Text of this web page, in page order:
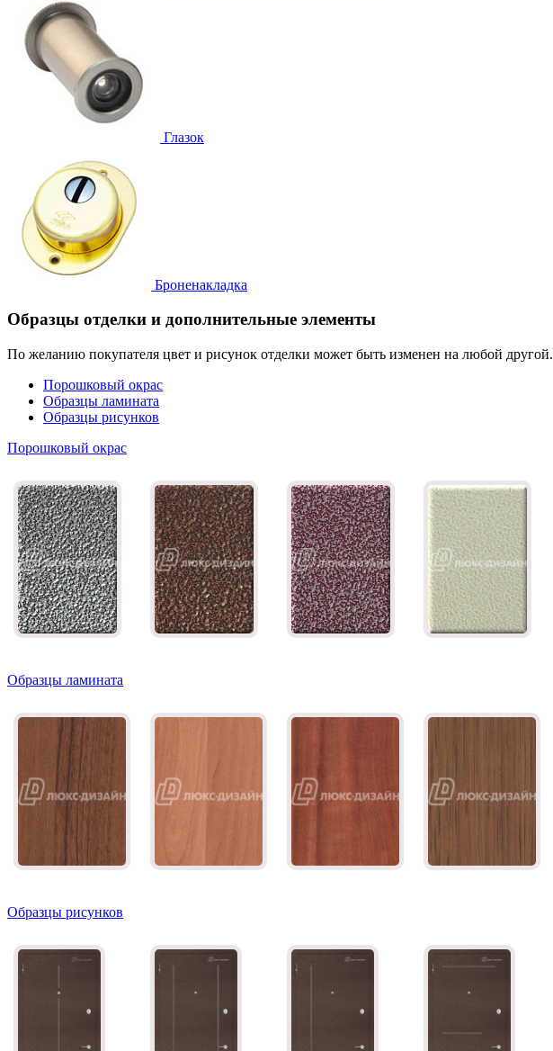
Глазок
Броненакладка
Образцы отделки и дополнительные элементы
По желанию покупателя цвет и рисунок отделки может быть изменен на любой другой.
Порошковый окрас
Образцы ламината
Образцы рисунков
Порошковый окрас
Образцы ламината
Образцы рисунков